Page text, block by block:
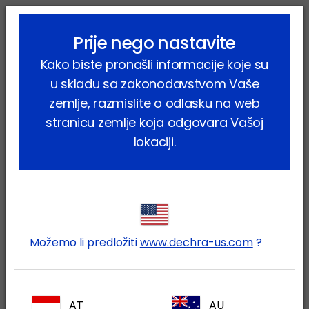
lock_outline search menu
Proizvodi
Farmaceutski proizvodi
Geneclopram
lockPrijavite se na Vaš Dechra
Prije nego nastavite
Kako biste pronašli informacije koje su
u skladu sa zakonodavstvom Vaše
zemlje, razmislite o odlasku na web
stranicu zemlje koja odgovara Vašoj
lokaciji.
Možemo li predložitiwww.dechra-us.com?
AT AU